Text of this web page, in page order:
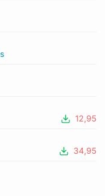
het laagste is G. Het
12,95
34,95